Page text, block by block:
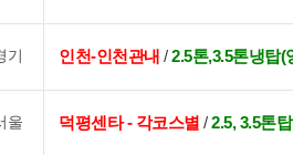
기 인천-인천관내 /2.5톤,3.5톤냉탑(
울 덕평센타 - 각코스별 /2.5, 3.5톤